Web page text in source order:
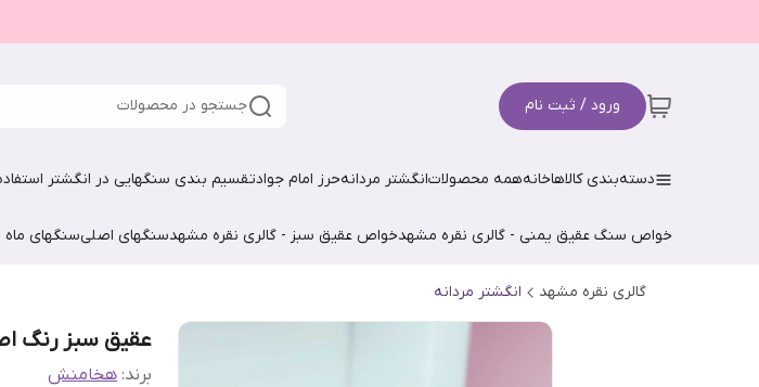
ورود / ثبت نام جستجو در محصولات
دسته‌بندی کالاهاخانههمه محصولاتانگشتر مردانهحرز امام جوادتقسیم بندی سنگهایی در انگشتر
خواص سنگ عقیق یمنی - گالری نقره مشهدخواص عقیق سبز - گالری نقره مشهدسنگهای اصلیسنگهای ماه
گالری نقره مشهد انگشتر مردانه
عقیق سبز رنگ
برند: هخامنش